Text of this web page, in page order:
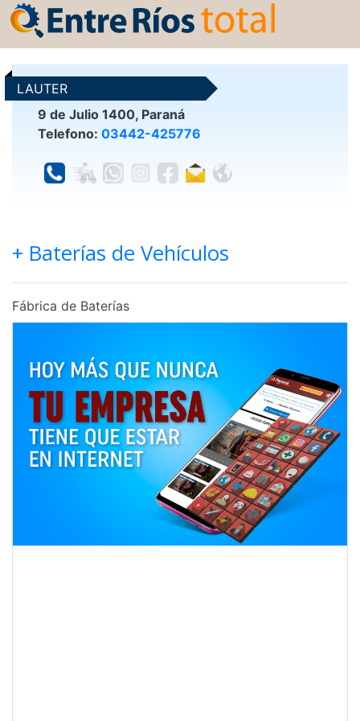
LAUTER
9 de Julio 1400, Paraná
Telefono: 03442-425776
+ Baterías de Vehículos
Fábrica de Baterías